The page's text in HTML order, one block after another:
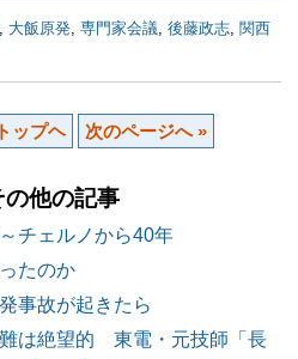
大飯原発 専門家会議 後藤政志 関西
トップヘ 次のページへ »
の他の記事
チェルノから40年
たのか
事故が起きたら
難は絶望的 東電・元技師「長